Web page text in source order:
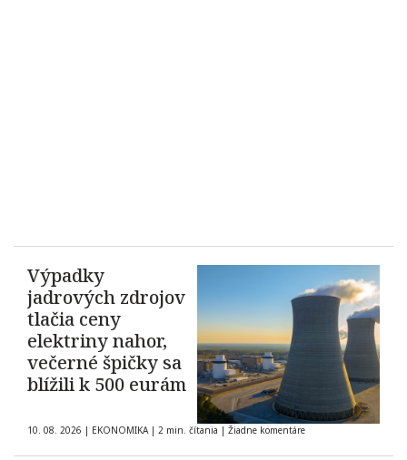
Výpadky
jadrových zdrojov
tlačia ceny
elektriny nahor,
večerné špičky sa
blížili k 500 eurám
10. 08. 2026 | EKONOMIKA | 2 min. čítania | Žiadne komentáre